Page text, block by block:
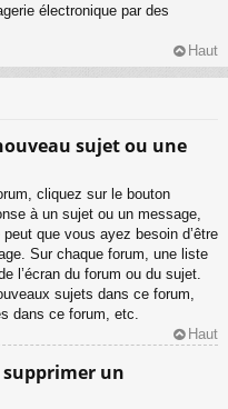
électronique par des
Haut
sujet ou une
cliquez sur le bouton
à un sujet ou un message,
que vous ayez besoin d’être
Sur chaque forum, une liste
l’écran du forum ou du sujet.
sujets dans ce forum,
dans ce forum, etc.
Haut
un